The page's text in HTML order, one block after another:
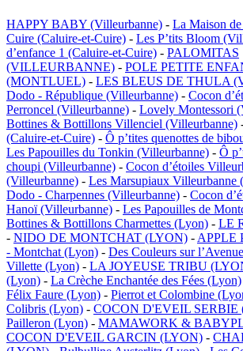
HAPPY BABY (Villeurbanne) - La Maison
Cuire (Caluire-et-Cuire) - Les P’tits Bloom
d’enfance 1 (Caluire-et-Cuire) - PALOMITAS
(VILLEURBANNE) - POLE PETITE
(MONTLUEL) - LES BLEUS DE THULA
Dodo - République (Villeurbanne) - Cocon
Perroncel (Villeurbanne) - Lovely Montessori
Bottines & Bottillons Villenciel (Villeurbanne)
(Caluire-et-Cuire) - Ô p’tites quenottes de
Les Papouilles du Tonkin (Villeurbanne) - Ô
choupi (Villeurbanne) - Cocon d’étoiles
(Villeurbanne) - Les Marsupiaux Villeurbanne
Dodo - Charpennes (Villeurbanne) - Cocon
Hanoï (Villeurbanne) - Les Papouilles de
Bottines & Bottillons Charmettes (Lyon) - LE
- NIDO DE MONTCHAT (LYON) - APPLE
- Montchat (Lyon) - Des Couleurs sur
Villette (Lyon) - LA JOYEUSE TRIBU
(Lyon) - La Crèche Enchantée des Fées (Lyon)
Félix Faure (Lyon) - Pierrot et Colombine
Colibris (Lyon) - COCON D'EVEIL SERBIE
Pailleron (Lyon) - MAMAWORK &
COCON D'EVEIL GARCIN (LYON) -